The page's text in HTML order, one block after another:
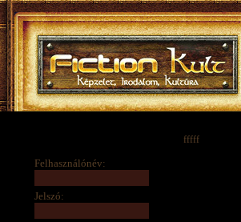
Felhasználónév:
Jelszó:
fffff